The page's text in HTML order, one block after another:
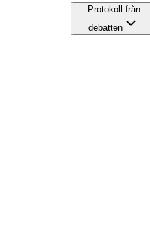
Protokoll från
debatten